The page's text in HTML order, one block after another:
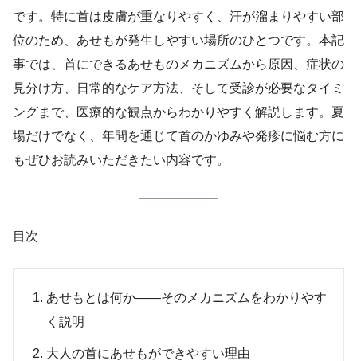
です。特に首は皮膚が重なりやすく、汗が溜まりやすい部
位のため、あせもが発生しやすい場所のひとつです。本記
事では、首にできるあせものメカニズムから原因、症状の
見分け方、日常的なケア方法、そして受診が必要なタイミ
ングまで、医療的な観点からわかりやすく解説します。夏
場だけでなく、年間を通じて首のかゆみや発疹に悩む方に
もぜひお読みいただきたい内容です。
目次
あせもとは何か――そのメカニズムをわかりやす
く説明
大人の首にあせもができやすい理由